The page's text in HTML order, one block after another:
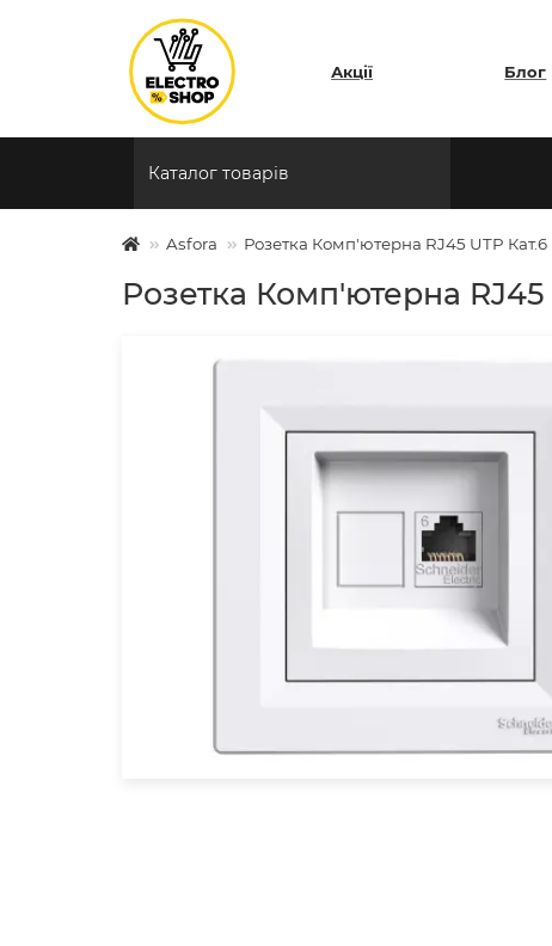
Акції Блог
Каталог товарів
Asfora Розетка Комп'ютерна RJ45 UTP Кат.6
Розетка Комп'ютерна RJ45